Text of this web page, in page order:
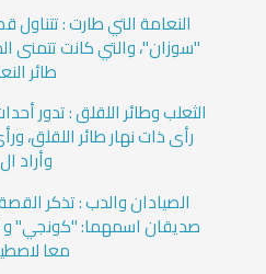
النعامة التي طارت :
"سوزان"، والتي كانت تتمنى
طائر
الثعلب وطائر اللقلق : تدور
رأى ذات نهار طائر اللقلق،
وأراد
الصيادان والدب : تذكر
صديقان اسمهما: "كونجي" و
معا